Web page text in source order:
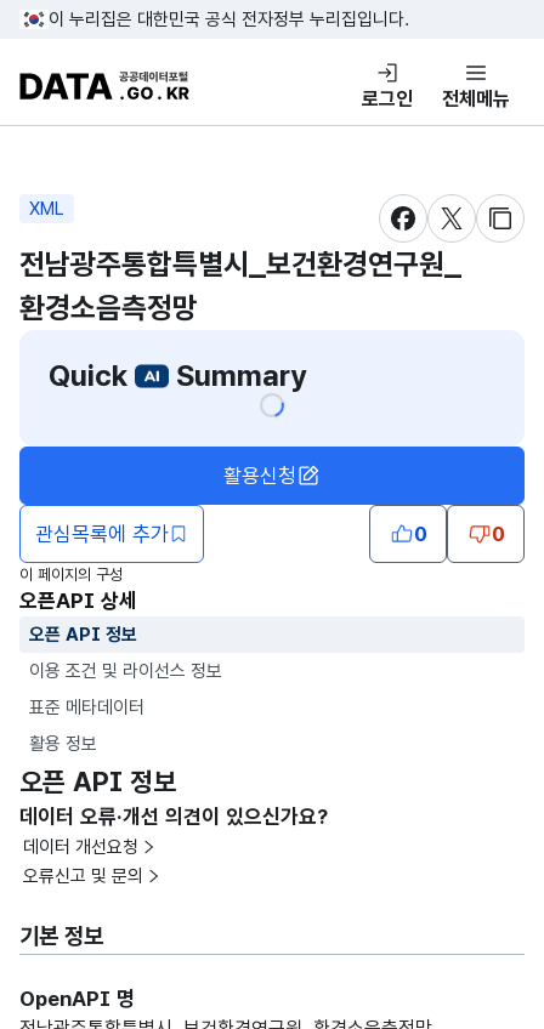
콘텐츠 바로가기
푸터 바로가기
이 누리집은 대한민국 공식 전자정부 누리집입니다.
DATA.GO.KR 공공데이터포털
로그인 전체메뉴
XML
새창 열림새창 열림
새창
전남광주통합특별시_보건환경연구원_
환경소음측정망
Quick
Summary
관심목록에 추가
활용신청
0 0
이 페이지의 구성
오픈API 상세
오픈 API 정보
이용 조건 및 라이선스 정보
표준 메타데이터
활용 정보
오픈 API 정보
데이터 오류·개선 의견이 있으신가요?
데이터 개선요청
오류신고 및 문의
기본 정보
OpenAPI 명